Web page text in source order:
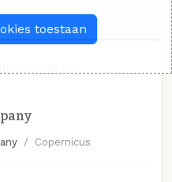
Copernicus
toestaan